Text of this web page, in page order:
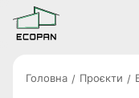
Головна Проєкти